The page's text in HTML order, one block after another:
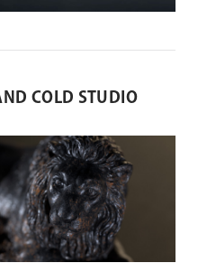
COLD STUDIO